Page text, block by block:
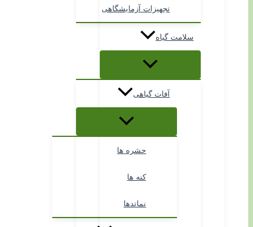
تجهیزات آزمایشگاهی
سلامت گیاه
آفات گیاهی
حشره ها
کنه ها
نماتدها